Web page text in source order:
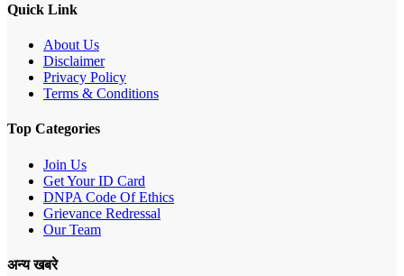
Quick Link
About Us
Disclaimer
Privacy Policy
Terms & Conditions
Top Categories
Join Us
Get Your ID Card
DNPA Code Of Ethics
Grievance Redressal
Our Team
अन्य खबरे